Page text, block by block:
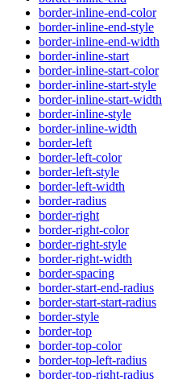
border-inline-end-color
border-inline-end-style
border-inline-end-width
border-inline-start
border-inline-start-color
border-inline-start-style
border-inline-start-width
border-inline-style
border-inline-width
border-left
border-left-color
border-left-style
border-left-width
border-radius
border-right
border-right-color
border-right-style
border-right-width
border-spacing
border-start-end-radius
border-start-start-radius
border-style
border-top
border-top-color
border-top-left-radius
border-top-right-radius